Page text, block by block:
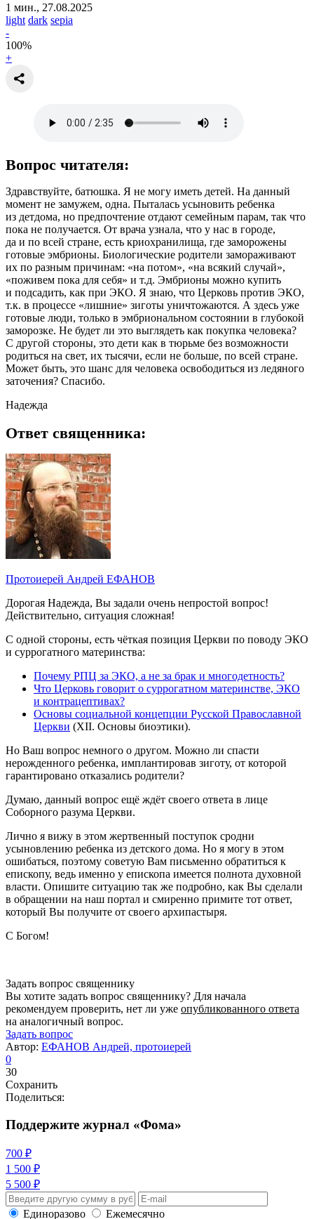
1 мин., 27.08.2025
light dark sepia
-
100%
+
Вопрос читателя:
Здравствуйте, батюшка. Я не могу иметь детей. На данный
момент не замужем, одна. Пыталась усыновить ребенка
из детдома, но предпочтение отдают семейным парам, так что
пока не получается. От врача узнала, что у нас в городе,
да и по всей стране, есть криохранилища, где заморожены
готовые эмбрионы. Биологические родители замораживают
их по разным причинам: «на потом», «на всякий случай»,
«поживем пока для себя» и т.д. Эмбрионы можно купить
и подсадить, как при ЭКО. Я знаю, что Церковь против ЭКО,
т.к. в процессе «лишние» зиготы уничтожаются. А здесь уже
готовые люди, только в эмбриональном состоянии в глубокой
заморозке. Не будет ли это выглядеть как покупка человека?
С другой стороны, это дети как в тюрьме без возможности
родиться на свет, их тысячи, если не больше, по всей стране.
Может быть, это шанс для человека освободиться из ледяного
заточения? Спасибо.
Надежда
Ответ священника:
Протоиерей Андрей ЕФАНОВ
Дорогая Надежда, Вы задали очень непростой вопрос!
Действительно, ситуация сложная!
С одной стороны, есть чёткая позиция Церкви по поводу ЭКО
и суррогатного материнства:
Почему РПЦ за ЭКО, а не за брак и многодетность?
Что Церковь говорит о суррогатном материнстве, ЭКО
и контрацептивах?
Основы социальной концепции Русской Православной
Церкви (XII. Основы биоэтики).
Но Ваш вопрос немного о другом. Можно ли спасти
нерожденного ребенка, имплантировав зиготу, от которой
гарантировано отказались родители?
Думаю, данный вопрос ещё ждёт своего ответа в лице
Соборного разума Церкви.
Лично я вижу в этом жертвенный поступок сродни
усыновлению ребенка из детского дома. Но я могу в этом
ошибаться, поэтому советую Вам письменно обратиться к
епископу, ведь именно у епископа имеется полнота духовной
власти. Опишите ситуацию так же подробно, как Вы сделали
в обращении на наш портал и смиренно примите тот ответ,
который Вы получите от своего архипастыря.
С Богом!
Задать вопрос священнику
Вы хотите задать вопрос священнику? Для начала
рекомендуем проверить, нет ли уже опубликованного ответа
на аналогичный вопрос.
Задать вопрос
Автор: ЕФАНОВ Андрей, протоиерей
0
30
Сохранить
Поделиться:
Поддержите журнал «Фома»
700 ₽
1 500 ₽
5 500 ₽
Единоразово Ежемесячно